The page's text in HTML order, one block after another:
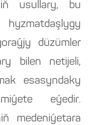
usullary, bu
düzümler
bilen netijeli,
esasyndaky
eýedir.
medeniýetara